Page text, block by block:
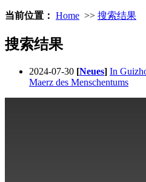
当前位置： Home >> 搜索结果
搜索结果
2024-07-30 [Neues] In
Maerz des Menschentums